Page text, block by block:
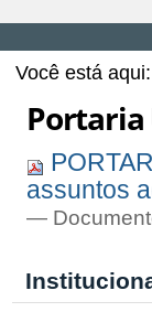
Você está aqui:
Portaria
assuntos
—